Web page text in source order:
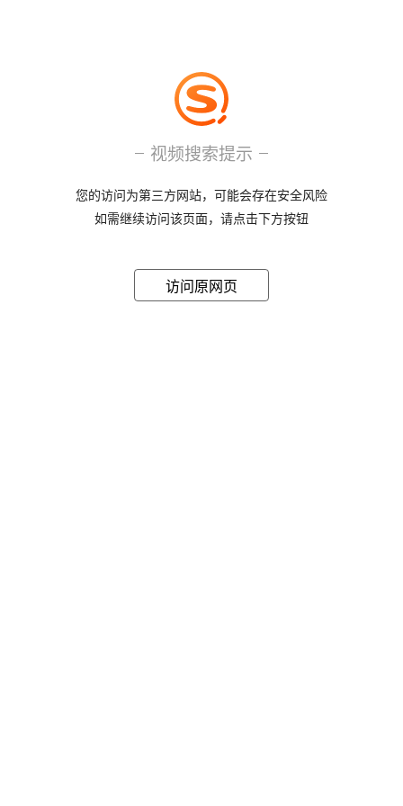
视频搜索提示
您的访问为第三方网站，可能会存在安全风险
如需继续访问该页面，请点击下方按钮
访问原网页